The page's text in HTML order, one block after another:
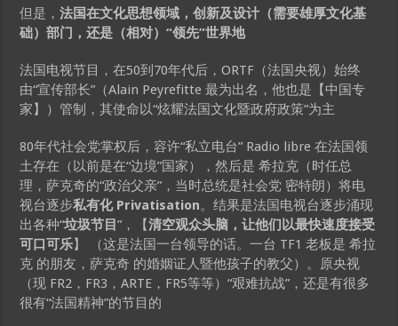
但是，法国在文化思想领域，创新及设计（需要雄厚文化基
础）部门，还是（相对）“领先”世界地
法国电视节目，在50到70年代后，ORTF（法国央视）始终
由“宣传部长”（Alain Peyrefitte 最为出名，他也是【中国专
家】）管制，其使命以“炫耀法国文化暨政府政策”为主
80年代社会党掌权后，容许“私立电台” Radio libre 在法国领
土存在（以前是在“边境”国家），然后是 希拉克（时任总
理，萨克奇的“政治父亲”，当时总统是社会党 密特朗）将电
视台逐步私有化 Privatisation。结果是法国电视台逐步涌现
出各种“垃圾节目”，【清空观众头脑，让他们以最快速度接受
可口可乐】 （这是法国一台领导的话。一台 TF1 老板是 希拉
克 的朋友，萨克奇 的婚姻证人暨他孩子的教父）。原央视
（现 FR2，FR3，ARTE，FR5等等）“艰难抗战”，还是有很多
很有“法国精神”的节目的